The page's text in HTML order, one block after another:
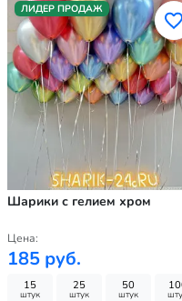
ЛИДЕР ПРОДАЖ
Шарики с гелием хром
Цена:
185 руб.
15
штук
25
штук
50
штук